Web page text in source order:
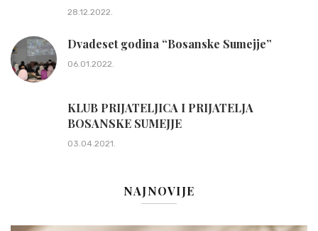
28.12.2022.
Dvadeset godina “Bosanske Sumejje”
06.01.2022.
KLUB PRIJATELJICA I PRIJATELJA
BOSANSKE SUMEJJE
03.04.2021.
NAJNOVIJE